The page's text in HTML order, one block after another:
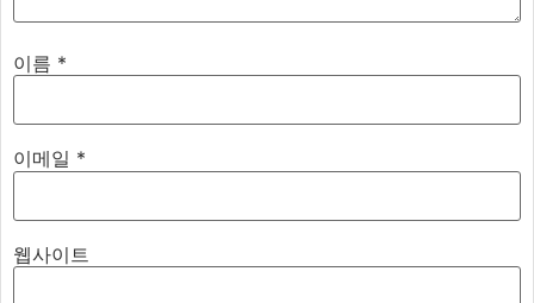
이름 *
이메일 *
웹사이트